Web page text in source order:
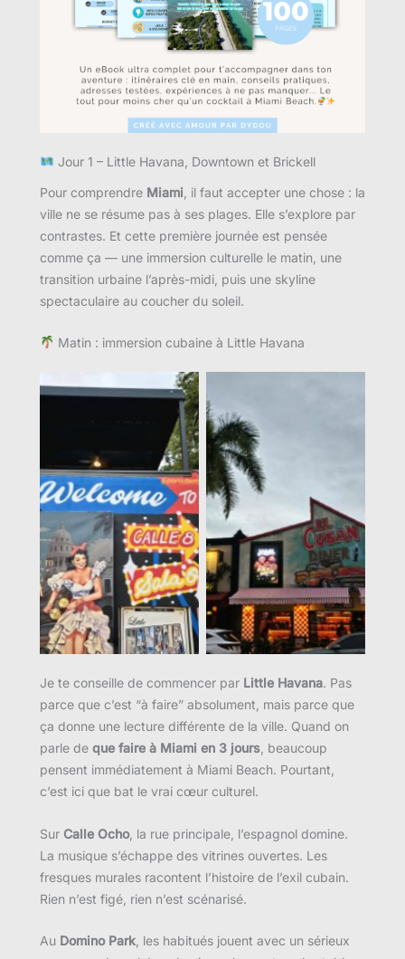
Jour 1 – Little Havana, Downtown et Brickell
Pour comprendre Miami , il faut accepter une chose : la
ville ne se résume pas à ses plages. Elle s’explore par
contrastes. Et cette première journée est pensée
comme ça — une immersion culturelle le matin, une
transition urbaine l’après-midi, puis une skyline
spectaculaire au coucher du soleil.
Matin : immersion cubaine à Little Havana
Aucune légende Aucune légende
Je te conseille de commencer par Little Havana. Pas
parce que c’est “à faire” absolument, mais parce que
ça donne une lecture différente de la ville. Quand on
parle de que faire à Miami en 3 jours , beaucoup
pensent immédiatement à Miami Beach. Pourtant,
c’est ici que bat le vrai cœur culturel.
Sur Calle Ocho, la rue principale, l’espagnol domine.
La musique s’échappe des vitrines ouvertes. Les
fresques murales racontent l’histoire de l’exil cubain.
Rien n’est figé, rien n’est scénarisé.
Au Domino Park , les habitués jouent avec un sérieux